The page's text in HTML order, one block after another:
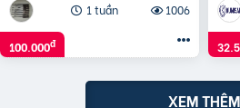
1 tuần
1006
100.000đ
XEM THÊM